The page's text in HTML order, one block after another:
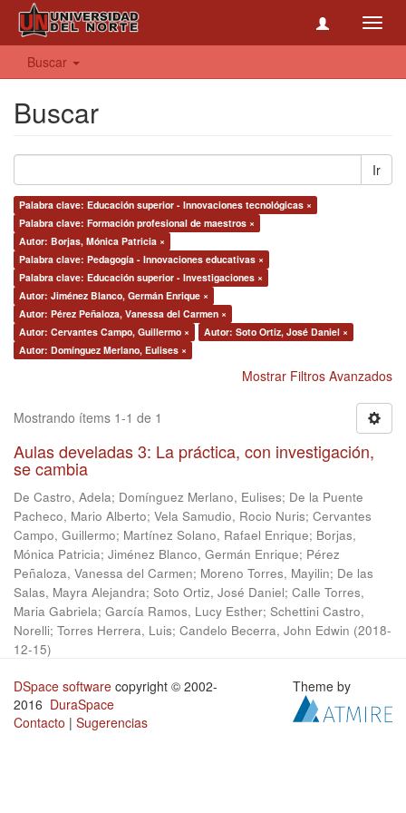
Buscar
Buscar
Ir
Palabra clave: Educación superior - Innovaciones tecnológicas ×
Palabra clave: Formación profesional de maestros ×
Autor: Borjas, Mónica Patricia ×
Palabra clave: Pedagogía - Innovaciones educativas ×
Palabra clave: Educación superior - Investigaciones ×
Autor: Jiménez Blanco, Germán Enrique ×
Autor: Pérez Peñaloza, Vanessa del Carmen ×
Autor: Cervantes Campo, Guillermo ×
Autor: Soto Ortiz, José Daniel ×
Autor: Domínguez Merlano, Eulises ×
Mostrar Filtros Avanzados
Mostrando ítems 1-1 de 1
Aulas develadas 3: La práctica, con investigación,
se cambia
De Castro, Adela; Domínguez Merlano, Eulises; De la Puente
Pacheco, Mario Alberto; Vela Samudio, Rocio Nuris; Cervantes
Campo, Guillermo; Martínez Solano, Rafael Enrique; Borjas,
Mónica Patricia; Jiménez Blanco, Germán Enrique; Pérez
Peñaloza, Vanessa del Carmen; Moreno Torres, Mayilin; De las
Salas, Mayra Alejandra; Soto Ortiz, José Daniel; Calle Torres,
Maria Gabriela; García Ramos, Lucy Esther; Schettini Castro,
Norelli; Torres Herrera, Luis; Candelo Becerra, John Edwin (2018-
12-15)
DSpace software copyright © 2002-
2016 DuraSpace
Contacto | Sugerencias
Theme by